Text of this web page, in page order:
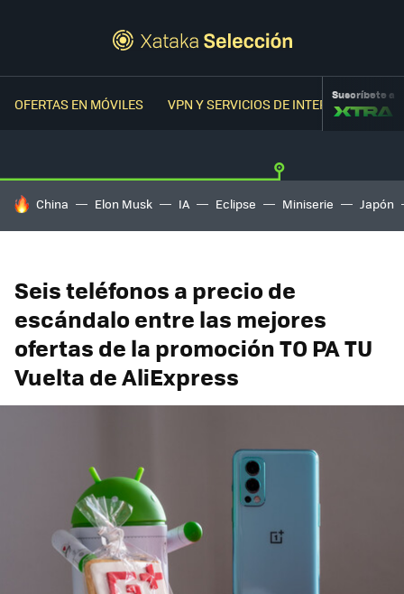
OFERTAS EN MÓVILES VPN Y SERVICIOS DE INTERNETSuscríbete a
HOY SE HABLA DE
China Elon Musk IA Eclipse Miniserie Japón
Seis teléfonos a precio de
escándalo entre las mejores
ofertas de la promoción TO PA TU
Vuelta de AliExpress